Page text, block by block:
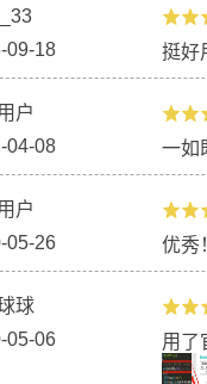
板做一个简单的点阵手
09-18
挺好
户
04-08
一如
户
05-26
优秀
球
05-06
用了